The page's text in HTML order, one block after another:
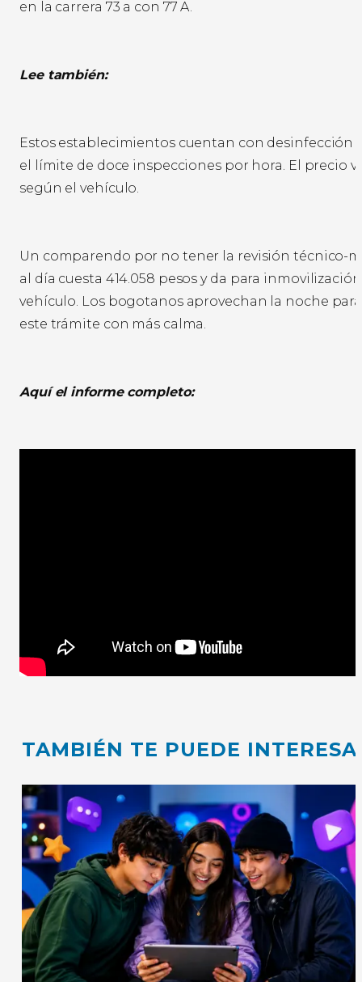
en la carrera 73 a con 77 A.
Lee también:
Estos establecimientos cuentan con desinfección
el límite de doce inspecciones por hora. El precio
según el vehículo.
Un comparendo por no tener la revisión técnico-
al día cuesta 414.058 pesos y da para
vehículo. Los bogotanos aprovechan la noche
este trámite con más calma.
Aquí el informe completo:
TAMBIÉN TE PUEDE